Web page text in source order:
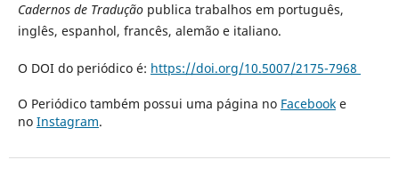
Cadernos de Traduçãopublica trabalhos em português,
inglês, espanhol, francês, alemão e italiano.
O DOI do periódico é: https://doi.org/10.5007/2175-7968
O Periódico também possui uma página no Facebooke
no Instagram.